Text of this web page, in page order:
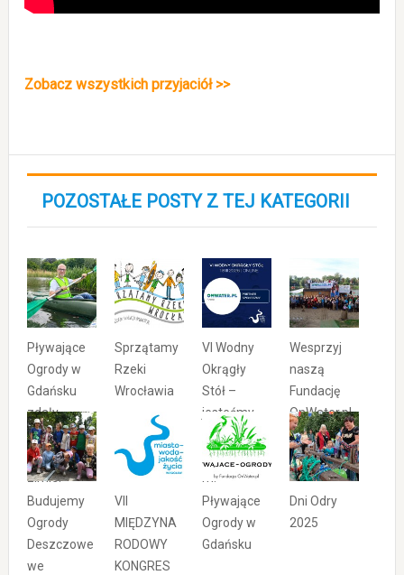
Zobacz wszystkich przyjaciół >>
POZOSTAŁE POSTY Z TEJ KATEGORII
Pływające
Ogrody w
Gdańsku
zdały
egzamin po
pierwszej
zimie!
Sprzątamy
Rzeki
Wrocławia
VI Wodny
Okrągły
Stół –
jesteśmy
Partnerem
Społeczny
m!
Wesprzyj
naszą
Fundację
OnWater.pl
Budujemy
Ogrody
Deszczowe
we
VII
MIĘDZYNA
RODOWY
KONGRES
Pływające
Ogrody w
Gdańsku
Dni Odry
2025